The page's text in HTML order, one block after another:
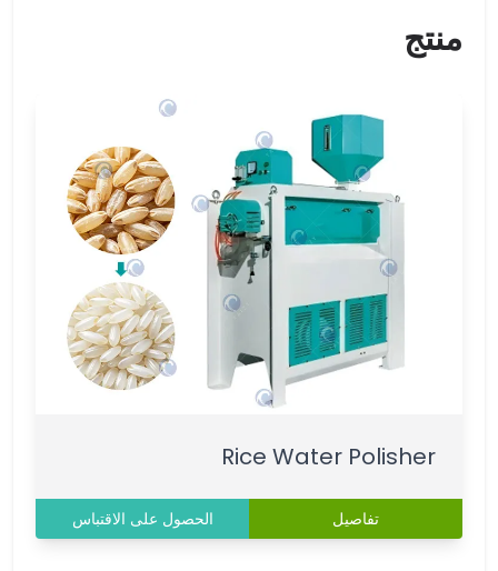
منتج
Rice Water Polisher
تفاصيل الحصول على الاقتباس